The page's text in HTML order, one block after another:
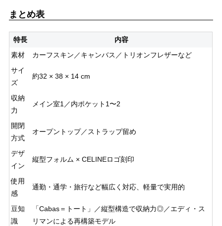
まとめ表
特長
内容
素材
カーフスキン／キャンバス／トリオンフレザーなど
サイ
ズ
約32 × 38 × 14 cm
収納
力
メイン室1／内ポケット1〜2
開閉
方式
オープントップ／ストラップ留め
デザ
イン
縦型フォルム × CELINEロゴ刻印
使用
感
通勤・通学・旅行など幅広く対応、軽量で実用的
豆知
識
「Cabas＝トート」／縦型構造で収納力◎／エディ・ス
リマンによる再構築モデル